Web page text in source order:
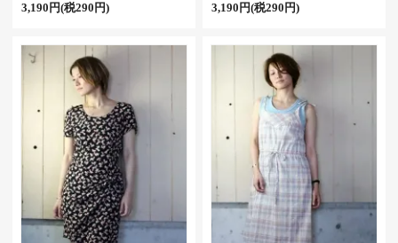
3,190円(税290円)
3,190円(税290円)